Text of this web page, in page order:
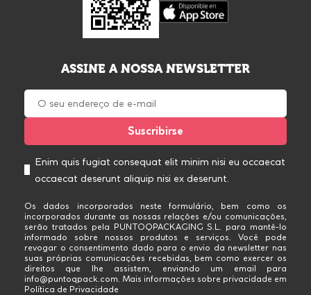
ASSINE A NOSSA NEWSLETTER
Enim quis fugiat consequat elit minim nisi eu occaecat
occaecat deserunt aliquip nisi ex deserunt.
Os dados incorporados neste formulário, bem como os
incorporados durante as nossas relações e/ou comunicações,
serão tratados pela PUNTOQPACKAGING S.L. para mantê-lo
informado sobre nossos produtos e serviços. Você pode
revogar o consentimento dado para o envio da newsletter nas
suas próprias comunicações recebidas, bem como exercer os
direitos que lhe assistem, enviando um email para
info@puntoqpack.com. Mais informações sobre privacidade em
Política de Privacidade